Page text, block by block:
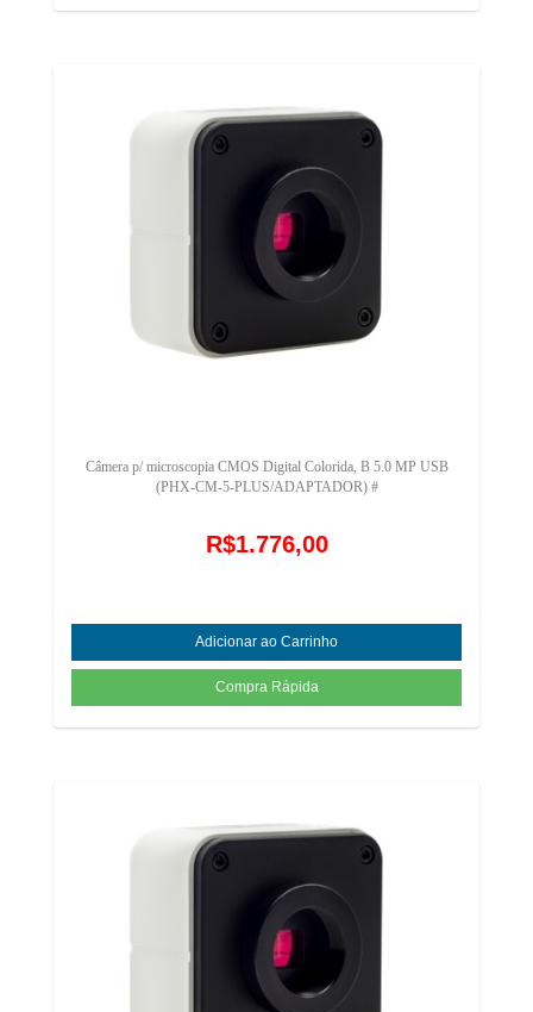
Câmera p/ microscopia CMOS Digital Colorida, B 5.0 MP USB
(PHX-CM-5-PLUS/ADAPTADOR) #
R$1.776,00